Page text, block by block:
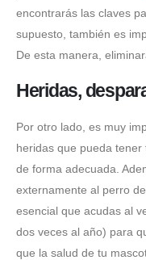
encontrarás las claves
supuesto, también es
De esta manera,
Heridas,
Por otro lado, es muy
heridas que pueda
de forma adecuada.
externamente al perro
esencial que acudas al
dos veces al año) para
que la salud de tu